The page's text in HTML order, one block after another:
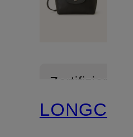
Zertifiziert